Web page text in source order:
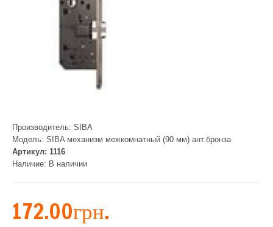
Производитель: SIBA
Модель: SIBA механизм межкомнатный (90 мм) ант.бронза
Артикул: 1116
Наличие: В наличии
172.00грн.